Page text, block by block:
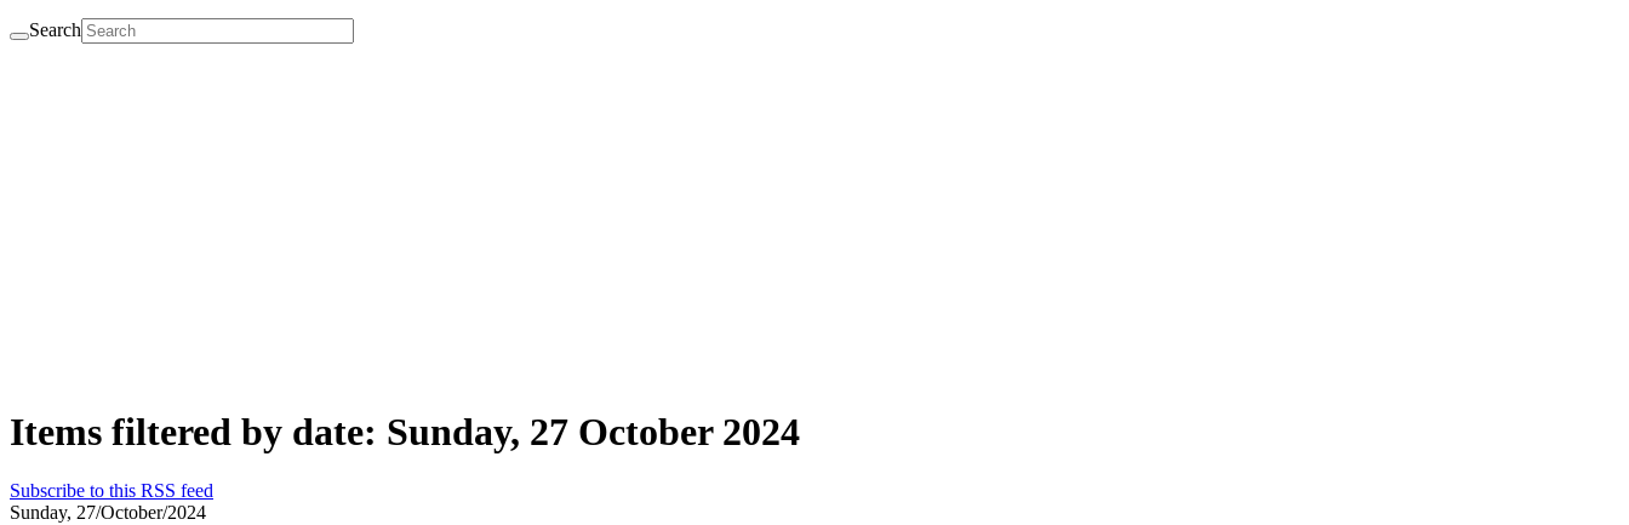
Search
Items filtered by date: Sunday, 27 October 2024
Subscribe to this RSS feed
Sunday, 27/October/2024